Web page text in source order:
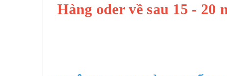
Hàng oder về sau 15 - 20